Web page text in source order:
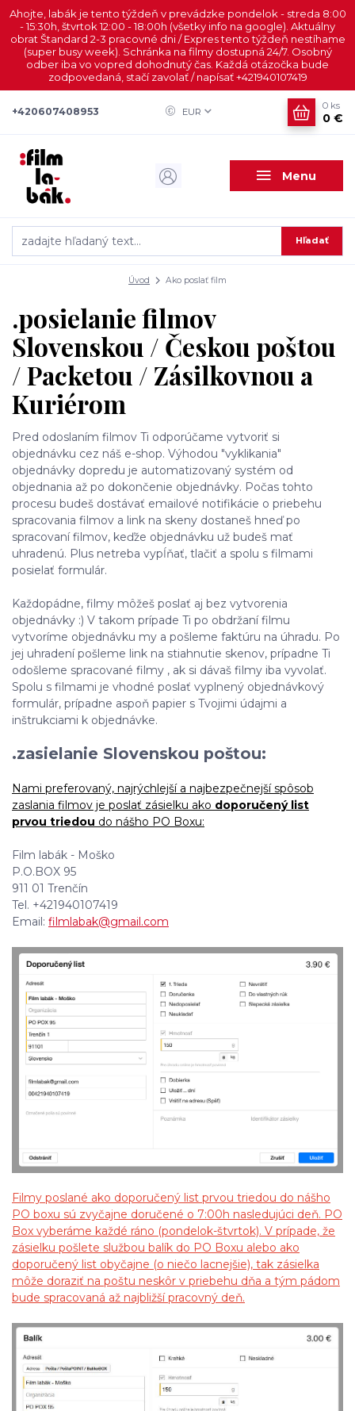
Ahojte, labák je tento týždeň v prevádzke pondelok - streda 8:00
- 15:30h, štvrtok 12:00 - 18:00h (všetky info na google). Aktuálny
obrat Štandard 2-3 pracovné dni / Expres tento týždeň nestíhame
(super busy week). Schránka na filmy dostupná 24/7. Osobný
odber iba vo vopred dohodnutý čas. Každá otázočka bude
zodpovedaná, stačí zavolať / napísať +421940107419
Menu
EUR
Hľadať
+420607408953
0 ks
0 €
Úvod Ako poslať film
.posielanie filmov
Slovenskou / Českou poštou
/ Packetou / Zásilkovnou a
Kuriérom
Pred odoslaním filmov Ti odporúčame vytvoriť si
objednávku cez náš e-shop. Výhodou "vyklikania"
objednávky dopredu je automatizovaný systém od
objednania až po dokončenie objednávky. Počas tohto
procesu budeš dostávať emailové notifikácie o priebehu
spracovania filmov a link na skeny dostaneš hneď po
spracovaní filmov, keďže objednávku už budeš mať
uhradenú. Plus netreba vypĺňať, tlačiť a spolu s filmami
posielať formulár.
Každopádne, filmy môžeš poslať aj bez vytvorenia
objednávky :) V takom prípade Ti po obdržaní filmu
vytvoríme objednávku my a pošleme faktúru na úhradu. Po
jej uhradení pošleme link na stiahnutie skenov, prípadne Ti
odošleme spracované filmy , ak si dávaš filmy iba vyvolať.
Spolu s filmami je vhodné poslať vyplnený objednávkový
formulár, prípadne aspoň papier s Tvojimi údajmi a
inštrukciami k objednávke.
.zasielanie Slovenskou poštou:
Nami preferovaný, najrýchlejší a najbezpečnejší spôsob
zaslania filmov je poslať zásielku ako doporučený list
prvou triedou do nášho PO Boxu:
Film labák - Moško
P.O.BOX 95
911 01 Trenčín
Tel. +421940107419
Email: filmlabak@gmail.com
Filmy poslané ako doporučený list prvou triedou do nášho
PO boxu sú zvyčajne doručené o 7:00h nasledujúci deň. PO
Box vyberáme každé ráno (pondelok-štvrtok). V prípade, že
zásielku pošlete službou balík do PO Boxu alebo ako
doporučený list obyčajne (o niečo lacnejšie), tak zásielka
môže doraziť na poštu neskôr v priebehu dňa a tým pádom
bude spracovaná až najbližší pracovný deň.